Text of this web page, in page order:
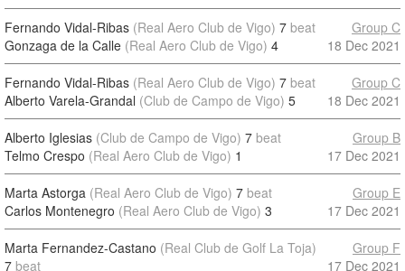
Fernando Vidal-Ribas (Real Aero Club de Vigo) 7 beat
Gonzaga de la Calle (Real Aero Club de Vigo) 4
Group C
18 Dec 2021
Fernando Vidal-Ribas (Real Aero Club de Vigo) 7 beat
Alberto Varela-Grandal (Club de Campo de Vigo) 5
Group C
18 Dec 2021
Alberto Iglesias (Club de Campo de Vigo) 7 beat
Telmo Crespo (Real Aero Club de Vigo) 1
Group B
17 Dec 2021
Marta Astorga (Real Aero Club de Vigo) 7 beat
Carlos Montenegro (Real Aero Club de Vigo) 3
Group E
17 Dec 2021
Marta Fernandez-Castano (Real Club de Golf La Toja)
7 beat
Group F
17 Dec 2021